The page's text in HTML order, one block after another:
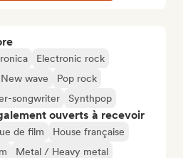
Electronic rock
New wave
Pop rock
songwriter Synthpop
ouverts à recevoir
de film
House française
Metal / Heavy metal